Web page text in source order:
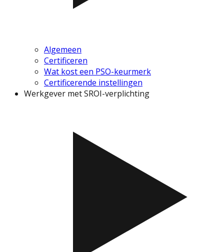
Algemeen
Certificeren
Wat kost een PSO-keurmerk
Certificerende instellingen
Werkgever met SROI-verplichting